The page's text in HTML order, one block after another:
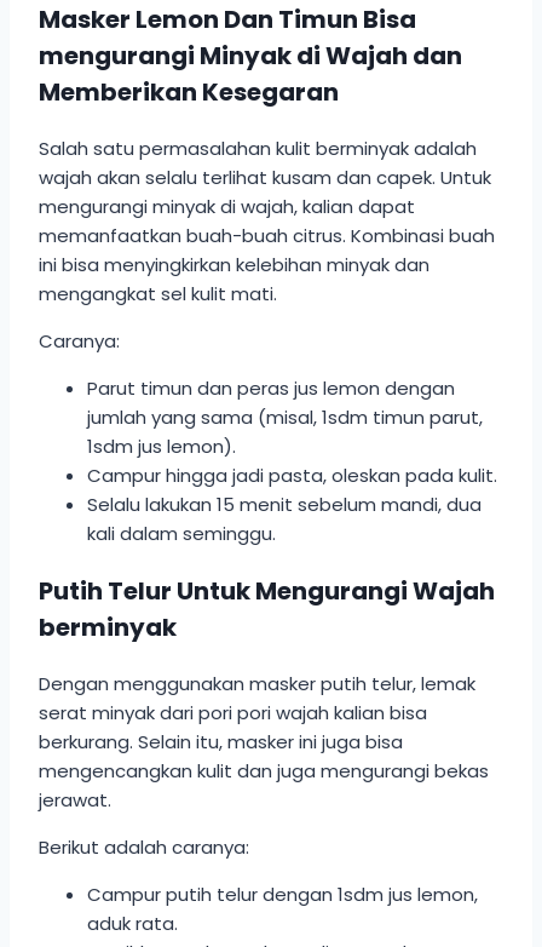
Masker Lemon Dan Timun Bisa
mengurangi Minyak di Wajah dan
Memberikan Kesegaran
Salah satu permasalahan kulit berminyak adalah
wajah akan selalu terlihat kusam dan capek. Untuk
mengurangi minyak di wajah, kalian dapat
memanfaatkan buah-buah citrus. Kombinasi buah
ini bisa menyingkirkan kelebihan minyak dan
mengangkat sel kulit mati.
Caranya:
Parut timun dan peras jus lemon dengan
jumlah yang sama (misal, 1sdm timun parut,
1sdm jus lemon).
Campur hingga jadi pasta, oleskan pada kulit.
Selalu lakukan 15 menit sebelum mandi, dua
kali dalam seminggu.
Putih Telur Untuk Mengurangi Wajah
berminyak
Dengan menggunakan masker putih telur, lemak
serat minyak dari pori pori wajah kalian bisa
berkurang. Selain itu, masker ini juga bisa
mengencangkan kulit dan juga mengurangi bekas
jerawat.
Berikut adalah caranya:
Campur putih telur dengan 1sdm jus lemon,
aduk rata.